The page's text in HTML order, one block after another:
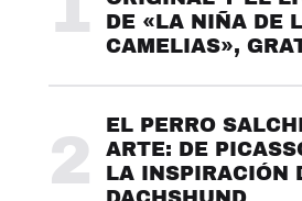
DE «LA NIÑA DE
CAMELIAS»,
2
EL PERRO
ARTE: DE
LA INSPIRACIÓN